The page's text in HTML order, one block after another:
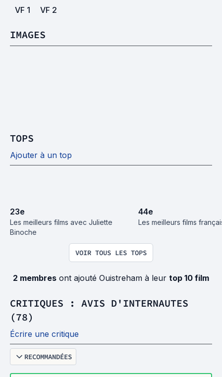
VF 1 VF 2
IMAGES
TOPS
Ajouter à un top
23e
Les meilleurs films avec Juliette
Binoche
44e
Les meilleurs films
VOIR TOUS LES TOPS
2 membres ont ajouté Ouistreham à leur top 10 film
CRITIQUES : AVIS D'INTERNAUTES
(78)
Écrire une critique
RECOMMANDÉES